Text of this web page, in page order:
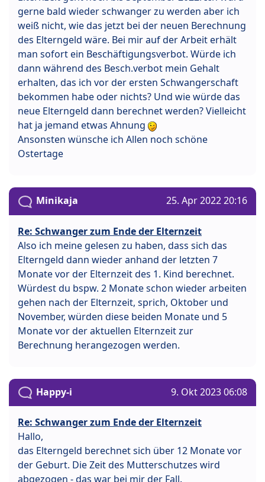
gerne bald wieder schwanger zu werden aber ich
weiß nicht, wie das jetzt bei der neuen Berechnung
des Elterngeld wäre. Bei mir auf der Arbeit erhält
man sofort ein Beschäftigungsverbot. Würde ich
dann während des Besch.verbot mein Gehalt
erhalten, das ich vor der ersten Schwangerschaft
bekommen habe oder nichts? Und wie würde das
neue Elterngeld dann berechnet werden? Vielleicht
hat ja jemand etwas Ahnung
Ansonsten wünsche ich Allen noch schöne
Ostertage
Minikaja 25. Apr 2022 20:16
Re: Schwanger zum Ende der Elternzeit
Also ich meine gelesen zu haben, dass sich das
Elterngeld dann wieder anhand der letzten 7
Monate vor der Elternzeit des 1. Kind berechnet.
Würdest du bspw. 2 Monate schon wieder arbeiten
gehen nach der Elternzeit, sprich, Oktober und
November, würden diese beiden Monate und 5
Monate vor der aktuellen Elternzeit zur
Berechnung herangezogen werden.
Happy-i 9. Okt 2023 06:08
Re: Schwanger zum Ende der Elternzeit
Hallo,
das Elterngeld berechnet sich über 12 Monate vor
der Geburt. Die Zeit des Mutterschutzes wird
abgezogen - das war bei mir der Fall.